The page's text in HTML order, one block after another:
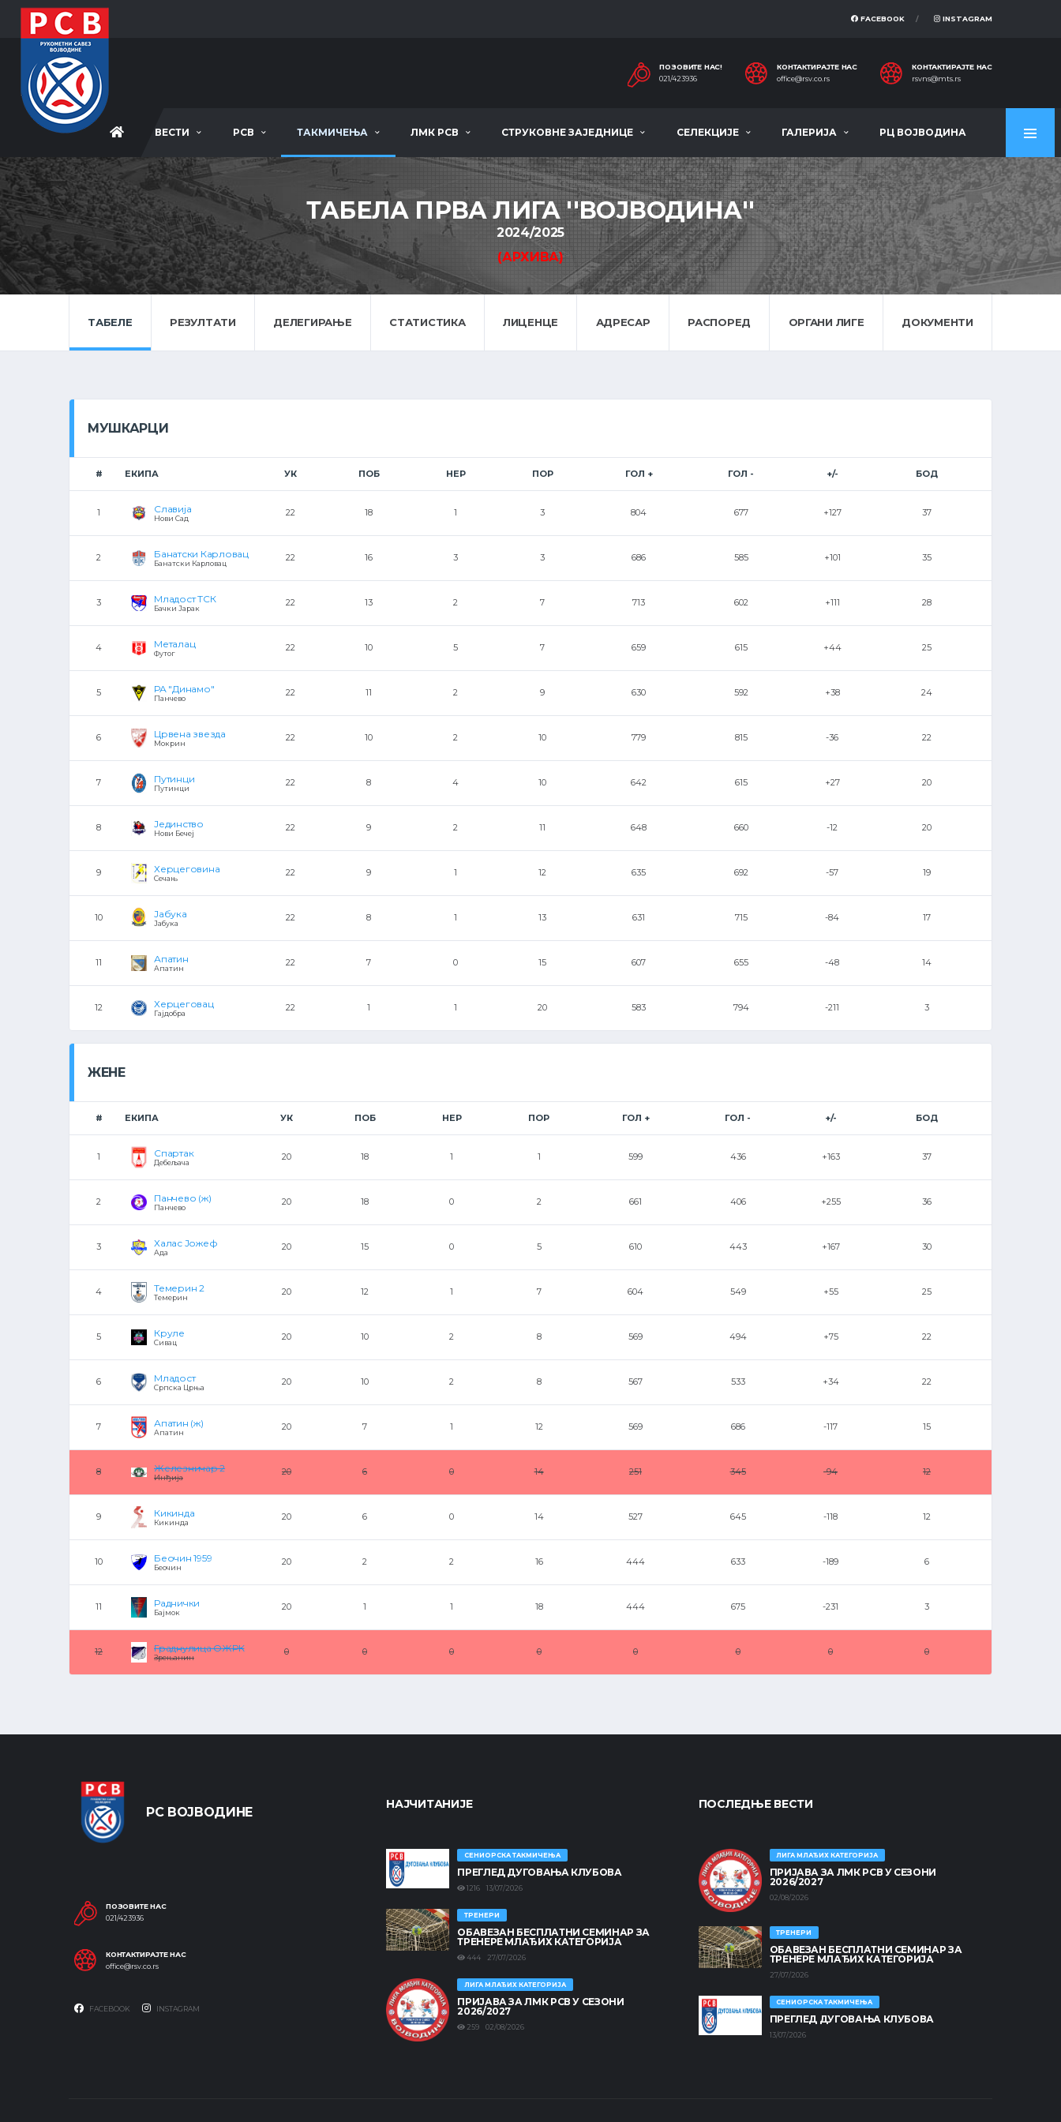
FACEBOOK INSTAGRAM
ПОЗОВИТЕ НАС!
021/423936
КОНТАКТИРАЈТЕ НАС
office@rsv.co.rs
КОНТАКТИРАЈТЕ НАС
rsvns@mts.rs
ВЕСТИ РСВ ТАКМИЧЕЊА ЛМК РСВ СТРУКОВНЕ ЗАЈЕДНИЦЕ СЕЛЕКЦИЈЕ ГАЛЕРИЈА РЦ ВОЈВОДИНА
ТАБЕЛА ПРВА ЛИГА ''ВОЈВОДИНА''
2024/2025
(АРХИВА)
ТАБЕЛЕ РЕЗУЛТАТИ ДЕЛЕГИРАЊЕ СТАТИСТИКА ЛИЦЕНЦЕ АДРЕСАР РАСПОРЕД ОРГАНИ ЛИГЕ ДОКУМЕНТИ
МУШКАРЦИ
# ЕКИПА УК ПОБ НЕР ПОР ГОЛ + ГОЛ - +/- БОД
1 Славија
Нови Сад
22 18 1 3 804 677 +127 37
2 Банатски Карловац
Банатски Карловац
22 16 3 3 686 585 +101 35
3 Младост ТСК
Бачки Јарак
22 13 2 7 713 602 +111 28
4 Металац
Футог
22 10 5 7 659 615 +44 25
5 РА "Динамо"
Панчево
22 11 2 9 630 592 +38 24
6 Црвена звезда
Мокрин
22 10 2 10 779 815 -36 22
7 Путинци
Путинци
22 8 4 10 642 615 +27 20
8 Јединство
Нови Бечеј
22 9 2 11 648 660 -12 20
9 Херцеговина
Сечањ
22 9 1 12 635 692 -57 19
10 Јабука
Јабука
22 8 1 13 631 715 -84 17
11 Апатин
Апатин
22 7 0 15 607 655 -48 14
12 Херцеговац
Гајдобра
22 1 1 20 583 794 -211 3
ЖЕНЕ
# ЕКИПА УК ПОБ НЕР ПОР ГОЛ + ГОЛ - +/- БОД
1 Спартак
Дебељача
20 18 1 1 599 436 +163 37
2 Панчево (ж)
Панчево
20 18 0 2 661 406 +255 36
3 Халас Јожеф
Ада
20 15 0 5 610 443 +167 30
4 Темерин 2
Темерин
20 12 1 7 604 549 +55 25
5 Круле
Сивац
20 10 2 8 569 494 +75 22
6 Младост
Српска Црња
20 10 2 8 567 533 +34 22
7 Апатин (ж)
Апатин
20 7 1 12 569 686 -117 15
8 Железничар 2
Инђија
20 6 0 14 251 345 -94 12
9 Кикинда
Кикинда
20 6 0 14 527 645 -118 12
10 Беочин 1959
Беочин
20 2 2 16 444 633 -189 6
11 Раднички
Бајмок
20 1 1 18 444 675 -231 3
12 Граднулица ОЖРК
Зрењанин
0 0 0 0 0 0 0 0
РС ВОЈВОДИНЕ
ПОЗОВИТЕ НАС
021/423936
КОНТАКТИРАЈТЕ НАС
office@rsv.co.rs
FACEBOOK INSTAGRAM
НАЈЧИТАНИЈЕ
СЕНИОРСКА ТАКМИЧЕЊА
ПРЕГЛЕД ДУГОВАЊА КЛУБОВА
1216 13/07/2026
ТРЕНЕРИ
ОБАВЕЗАН БЕСПЛАТНИ СЕМИНАР ЗА
ТРЕНЕРЕ МЛАЂИХ КАТЕГОРИЈА
444 27/07/2026
ЛИГА МЛАЂИХ КАТЕГОРИЈА
ПРИЈАВА ЗА ЛМК РСВ У СЕЗОНИ
2026/2027
259 02/08/2026
ПОСЛЕДЊЕ ВЕСТИ
ЛИГА МЛАЂИХ КАТЕГОРИЈА
ПРИЈАВА ЗА ЛМК РСВ У СЕЗОНИ
2026/2027
02/08/2026
ТРЕНЕРИ
ОБАВЕЗАН БЕСПЛАТНИ СЕМИНАР ЗА
ТРЕНЕРЕ МЛАЂИХ КАТЕГОРИЈА
27/07/2026
СЕНИОРСКА ТАКМИЧЕЊА
ПРЕГЛЕД ДУГОВАЊА КЛУБОВА
13/07/2026